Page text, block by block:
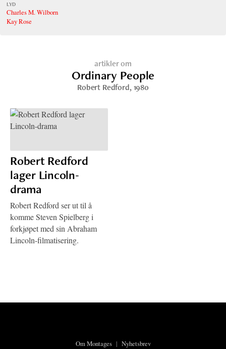
LYD
Charles M. Wilborn
Kay Rose
artikler om
Ordinary People
Robert Redford, 1980
Robert Redford
lager Lincoln-
drama
Robert Redford ser ut til å
komme Steven Spielberg i
forkjøpet med sin Abraham
Lincoln-filmatisering.
Om Montages| Nyhetsbrev